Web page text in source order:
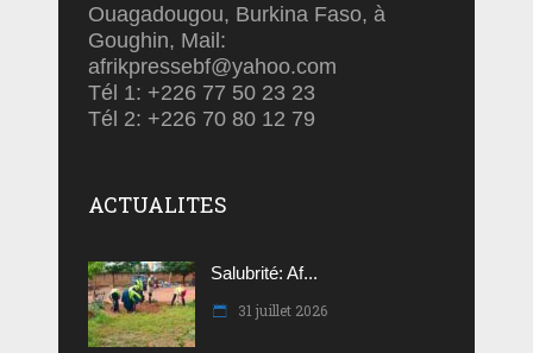
Ouagadougou, Burkina Faso, à
Goughin, Mail:
afrikpressebf@yahoo.com
Tél 1: +226 77 50 23 23
Tél 2: +226 70 80 12 79
ACTUALITES
Salubrité: Af...
31 juillet 2026